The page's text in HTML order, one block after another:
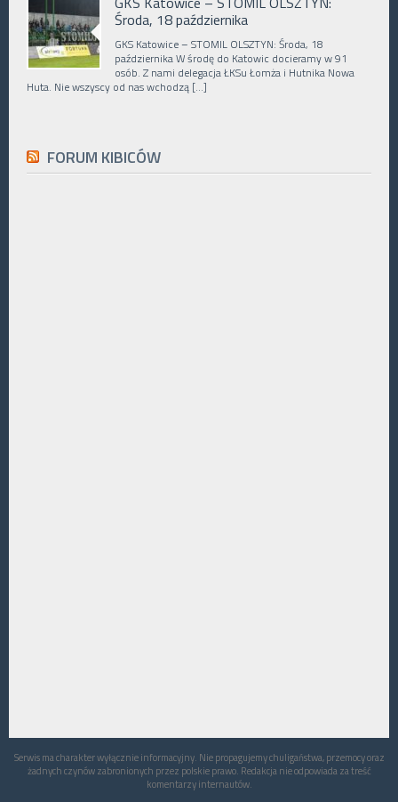
Środa, 18 października
GKS Katowice – STOMIL OLSZTYN: Środa, 18
października W środę do Katowic docieramy w 91
osób. Z nami delegacja ŁKSu Łomża i Hutnika Nowa
Huta. Nie wszyscy od nas wchodzą […]
FORUM KIBICÓW
Serwis ma charakter wyłącznie informacyjny. Nie propagujemy chuligaństwa, przemocy oraz
żadnych czynów zabronionych przez polskie prawo. Redakcja nie odpowiada za treść
komentarzy internautów.